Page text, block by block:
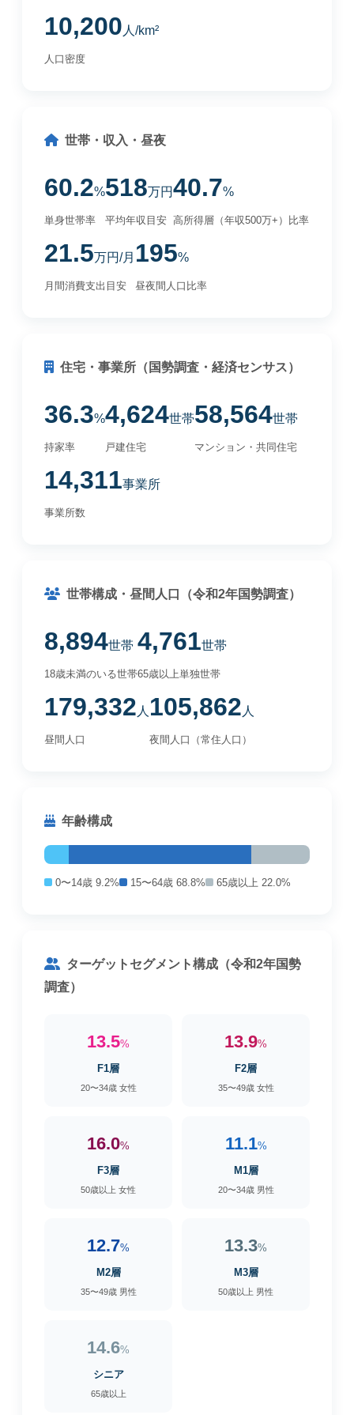
10,200 人/km²
人口密度
世帯・収入・昼夜
60.2%
単身世帯率
518万円
平均年収目安
40.7%
高所得層（年収500万+）比率
21.5万円/月
月間消費支出目安
195%
昼夜間人口比率
住宅・事業所（国勢調査・経済センサス）
36.3%
持家率
4,624世帯
戸建住宅
58,564世帯
マンション・共同住宅
14,311事業所
事業所数
世帯構成・昼間人口（令和2年国勢調査）
8,894世帯
18歳未満のいる世帯
4,761世帯
65歳以上単独世帯
179,332 人
昼間人口
105,862 人
夜間人口（常住人口）
年齢構成
0〜14歳 9.2% 15〜64歳 68.8% 65歳以上 22.0%
ターゲットセグメント構成（令和2年国勢
調査）
13.5%
F1層
20〜34歳 女性
13.9%
F2層
35〜49歳 女性
16.0%
F3層
50歳以上 女性
11.1%
M1層
20〜34歳 男性
12.7%
M2層
35〜49歳 男性
13.3%
M3層
50歳以上 男性
14.6%
シニア
65歳以上